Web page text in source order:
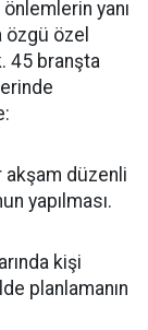
yanı
özgü özel
45 branşta
akşam düzenli
yapılması.
kişi
planlamanın